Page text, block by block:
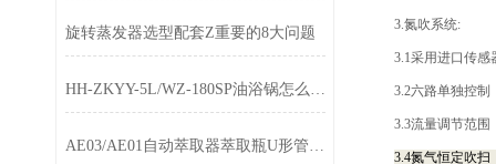
3.氮吹系统:
3.1采用进口传
3.2六路单独控
3.3流量调节范围
3.4氮气恒定吹扫
旋转蒸发器选型配套Z重要的8大问题
HH-ZKYY-5L/WZ-180SP油浴锅怎么选择？
AE03/AE01自动萃取器萃取瓶U形管配套